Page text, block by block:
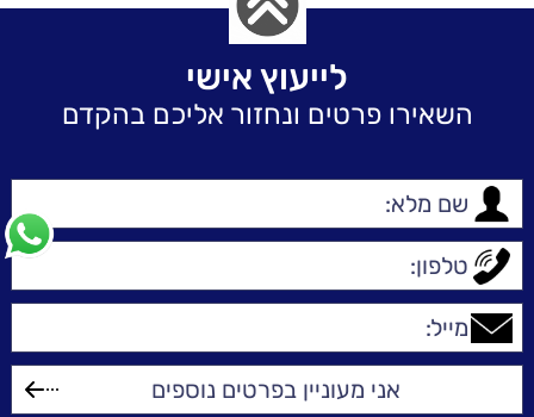
לייעוץ אישי
השאירו פרטים ונחזור אליכם בהקדם